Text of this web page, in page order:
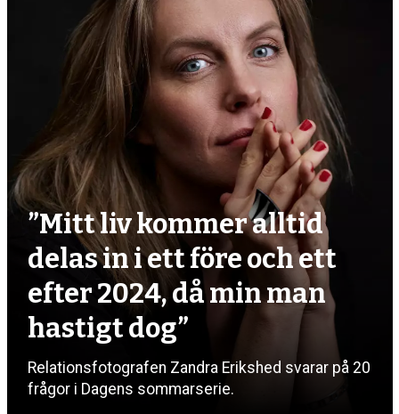
”Mitt liv kommer alltid
delas in i ett före och ett
efter 2024, då min man
hastigt dog”
Relationsfotografen Zandra Erikshed svarar på 20
frågor i Dagens sommarserie.